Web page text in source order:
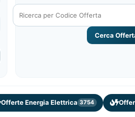
Cerca
Offerte Energia Elettrica 3754